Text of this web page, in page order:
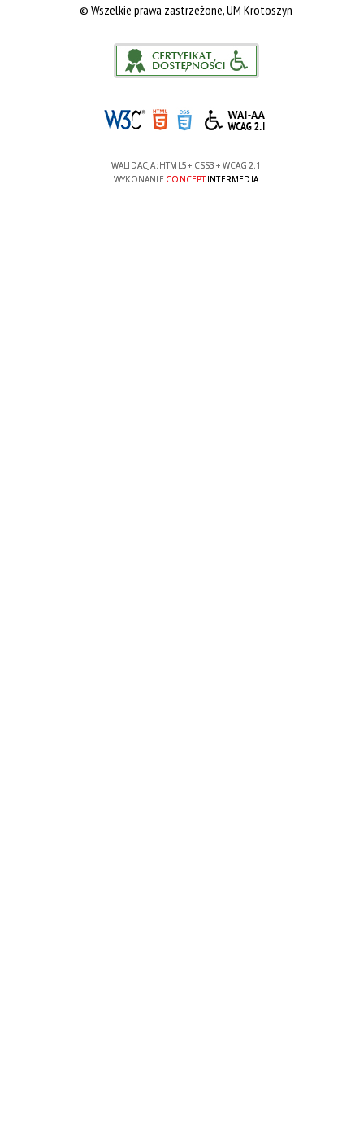
© Wszelkie prawa zastrzeżone, UM Krotoszyn
WALIDACJA: HTML5+ CSS3 + WCAG 2.1
WYKONANIE CONCEPTINTERMEDIA